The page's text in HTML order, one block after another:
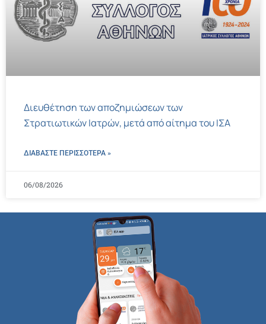
Διευθέτηση των αποζημιώσεων των
Στρατιωτικών Ιατρών, μετά από αίτημα του ΙΣΑ
ΔΙΑΒΑΣΤΕ ΠΕΡΙΣΣΌΤΕΡΑ »
06/08/2026